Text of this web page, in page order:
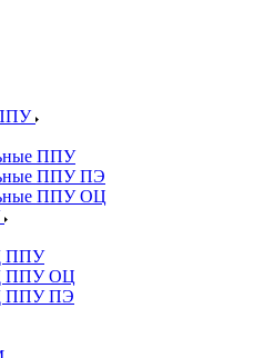
ППУ
ППУ ПЭ
ППУ ОЦ
ППУ
ППУ ОЦ
ППУ ПЭ